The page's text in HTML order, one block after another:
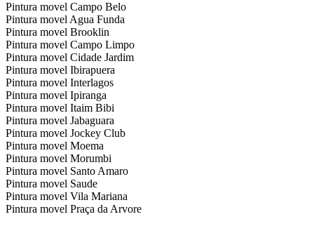
Pintura movel Campo Belo
Pintura movel Agua Funda
Pintura movel Brooklin
Pintura movel Campo Limpo
Pintura movel Cidade Jardim
Pintura movel Ibirapuera
Pintura movel Interlagos
Pintura movel Ipiranga
Pintura movel Itaim Bibi
Pintura movel Jabaguara
Pintura movel Jockey Club
Pintura movel Moema
Pintura movel Morumbi
Pintura movel Santo Amaro
Pintura movel Saude
Pintura movel Vila Mariana
Pintura movel Praça da Arvore